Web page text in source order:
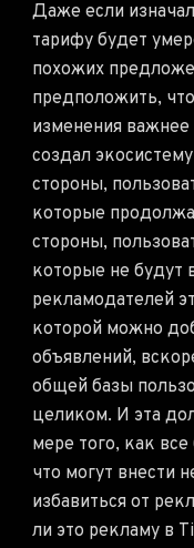
Даже если
тарифу будет
похожих
предположить,
изменения
создал
стороны,
которые
стороны,
которые не будут
рекламодателей
которой можно
объявлений,
общей базы
целиком. И эта
мере того, как
что могут внести
избавиться от
ли это рекламу в